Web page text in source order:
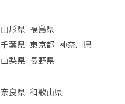
山形県 福島県
千葉県 東京都 神奈川県
山梨県 長野県
奈良県 和歌山県